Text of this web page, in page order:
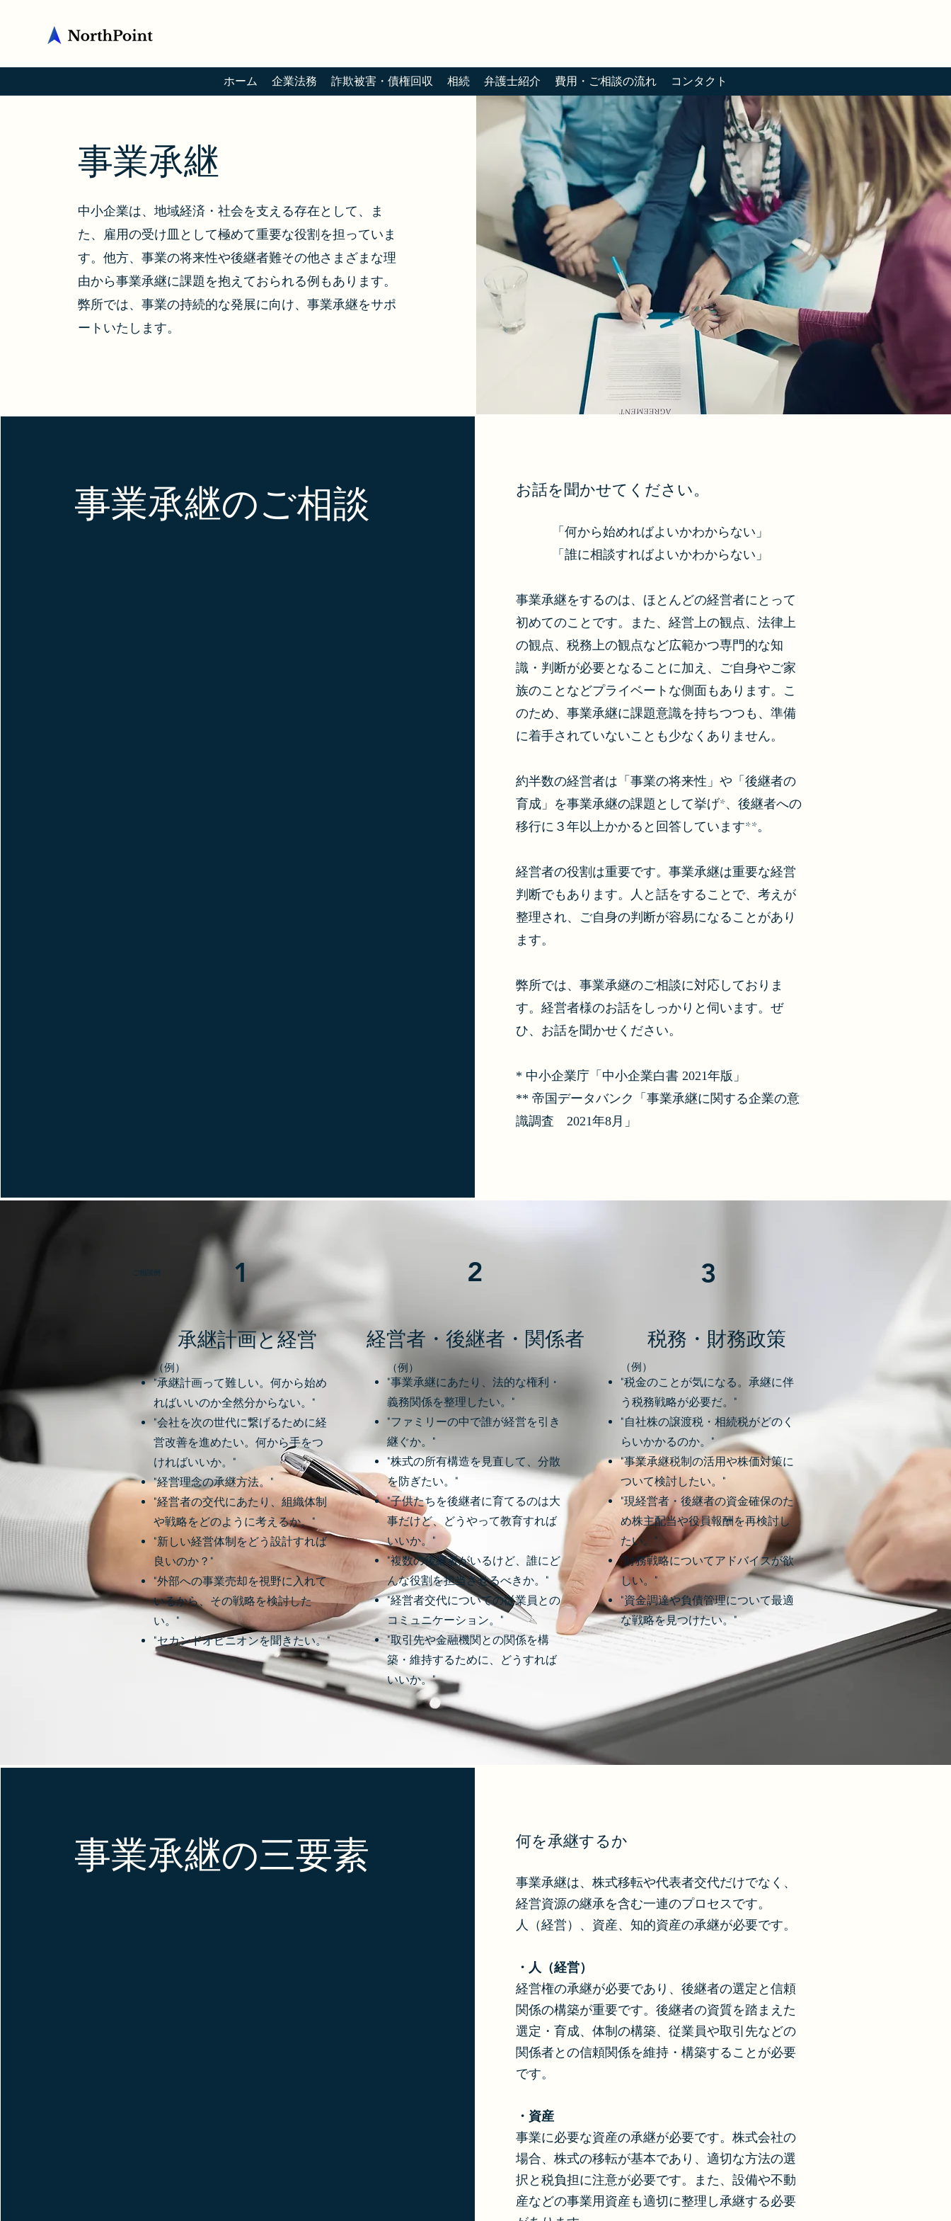
ホーム 企業法務 詐欺被害・債権回収 相続 弁護士紹介 費用・ご相談の流れ コンタクト
​事業承継
中小企業は、地域経済・社会を支える存在として、ま
た、雇用の受け皿として極めて重要な役割を担っていま
す。他方、事業の将来性や後継者難その他さまざまな理
由から事業承継に課題を抱えておられる例もあります。
弊所では、事業の持続的な発展に向け、事業承継をサポ
ートいたします。
事業承継のご相談 お話を聞かせてください。
「何から始めればよいかわからない」
「誰に相談すればよいかわからない」
事業承継をするのは、ほとんどの経営者にとって
初めてのことです。また、経営上の観点、法律上
の観点、税務上の観点など広範かつ専門的な知
識・判断が必要となることに加え、ご自身やご家
族のことなどプライベートな側面もあります。こ
のため、事業承継に課題意識を持ちつつも、準備
に着手されていないことも少なくありません。
約半数の経営者は「事業の将来性」や「後継者の
育成」を事業承継の課題として挙げ*、後継者への
移行に３年以上かかると回答しています**。
経営者の役割は重要です。事業承継は重要な経営
判断でもあります。人と話をすることで、考えが
整理され、ご自身の判断が容易になることがあり
ます。
弊所では、事業承継のご相談に対応しておりま
す。経営者様のお話をしっかりと伺います。ぜ
ひ、お話を聞かせください。
* 中小企業庁「中小企業白書 2021年版」
** 帝国データバンク「事業承継に関する企業の意
識調査 2021年8月」
ご相談例 1
承継計画と経営
"承継計画って難しい。何から始め
ればいいのか全然分からない。"
"会社を次の世代に繋げるために経
営改善を進めたい。何から手をつ
ければいいか。"
"経営理念の承継方法。"
"経営者の交代にあたり、組織体制
や戦略をどのように考えるか。"
"新しい経営体制をどう設計すれば
良いのか？"
"外部への事業売却を視野に入れて
いるから、その戦略を検討した
い。"
"セカンドオピニオンを聞きたい。"
（​例）
2
経営者・後継者・関係者
"事業承継にあたり、法的な権利・
義務関係を整理したい。"
"ファミリーの中で誰が経営を引き
継ぐか。"
"株式の所有構造を見直して、分散
を防ぎたい。"
"子供たちを後継者に育てるのは大
事だけど、どうやって教育すれば
いいか。"
"複数の後継者がいるけど、誰にど
んな役割を担当させるべきか。"
"経営者交代についての従業員との
コミュニケーション。"
"取引先や金融機関との関係を構
築・維持するために、どうすれば
いいか。"
（​例）
3
税務・財務政策
"税金のことが気になる。承継に伴
う税務戦略が必要だ。"
"自社株の譲渡税・相続税がどのく
らいかかるのか。"
"事業承継税制の活用や株価対策に
ついて検討したい。"
"現経営者・後継者の資金確保のた
め株主配当や役員報酬を再検討し
たい。"
"財務戦略についてアドバイスが欲
しい。"
"資金調達や負債管理について最適
な戦略を見つけたい。"
（​例）
事業承継の三要素 ​何を承継するか
事業承継は、株式移転や代表者交代だけでなく、
経営資源の継承を含む一連のプロセスです。
人（経営）、資産、知的資産の承継が必要です。
・人（経営）
経営権の承継が必要であり、後継者の選定と信頼
関係の構築が重要です。後継者の資質を踏まえた
選定・育成、体制の構築、従業員や取引先などの
関係者との信頼関係を維持・構築することが必要
です。
・資産
事業に必要な資産の承継が必要です。株式会社の
場合、株式の移転が基本であり、適切な方法の選
択と税負担に注意が必要です。また、設備や不動
産などの事業用資産も適切に整理し承継する必要